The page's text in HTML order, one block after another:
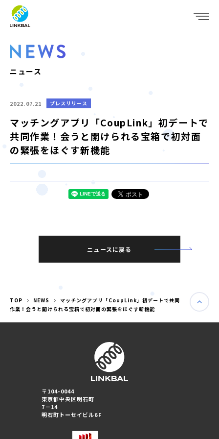
WHO WE ARE
SERVICE
IR
RECRUIT
NEWS
婚活パーティー（大阪）
JP
ニュース
2022.07.21 プレスリリース
マッチングアプリ「CoupLink」初デートで
共同作業！会うと開けられる宝箱で初対面
の緊張をほぐす新機能
ニュースに戻る
TOP NEWS
マッチングアプリ「CoupLink」初デートで共同
作業！会うと開けられる宝箱で初対面の緊張をほぐす新機能
〒104-0044
東京都中央区明石町
7－14
明石町トーセイビル6F